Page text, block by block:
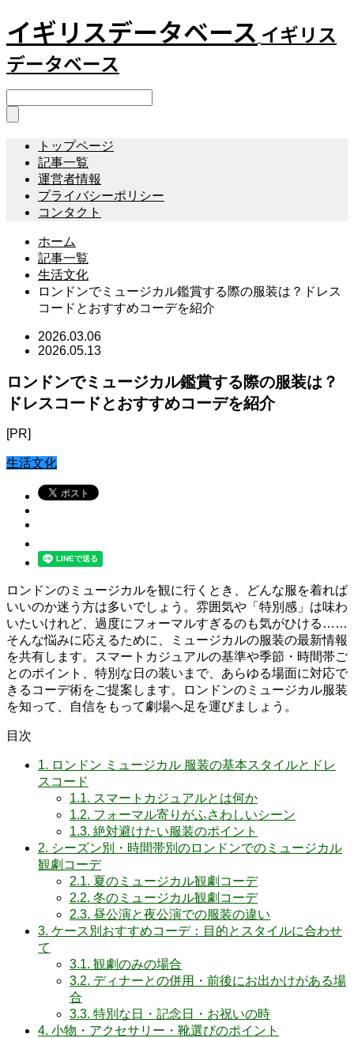
イギリスデータベース イギリス
データベース
トップページ
記事一覧
運営者情報
プライバシーポリシー
コンタクト
ホーム
記事一覧
生活文化
ロンドンでミュージカル鑑賞する際の服装は？ドレス
コードとおすすめコーデを紹介
2026.03.06
2026.05.13
ロンドンでミュージカル鑑賞する際の服装は？
ドレスコードとおすすめコーデを紹介
[PR]
生活文化
ロンドンのミュージカルを観に行くとき、どんな服を着れば
いいのか迷う方は多いでしょう。雰囲気や「特別感」は味わ
いたいけれど、過度にフォーマルすぎるのも気がひける……
そんな悩みに応えるために、ミュージカルの服装の最新情報
を共有します。スマートカジュアルの基準や季節・時間帯ご
とのポイント、特別な日の装いまで、あらゆる場面に対応で
きるコーデ術をご提案します。ロンドンのミュージカル服装
を知って、自信をもって劇場へ足を運びましょう。
目次
1. ロンドン ミュージカル 服装の基本スタイルとドレ
スコード
1.1. スマートカジュアルとは何か
1.2. フォーマル寄りがふさわしいシーン
1.3. 絶対避けたい服装のポイント
2. シーズン別・時間帯別のロンドンでのミュージカル
観劇コーデ
2.1. 夏のミュージカル観劇コーデ
2.2. 冬のミュージカル観劇コーデ
2.3. 昼公演と夜公演での服装の違い
3. ケース別おすすめコーデ：目的とスタイルに合わせ
て
3.1. 観劇のみの場合
3.2. ディナーとの併用・前後にお出かけがある場
合
3.3. 特別な日・記念日・お祝いの時
4. 小物・アクセサリー・靴選びのポイント